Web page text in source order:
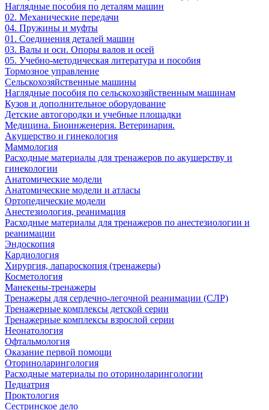
Наглядные пособия по деталям машин
02. Механические передачи
04. Пружины и муфты
01. Соединения деталей машин
03. Валы и оси. Опоры валов и осей
05. Учебно-методическая литература и пособия
Тормозное управление
Сельскохозяйственные машины
Наглядные пособия по сельскохозяйственным машинам
Кузов и дополнительное оборудование
Детские автогородки и учебные площадки
Медицина. Биоинженерия. Ветеринария.
Акушерство и гинекология
Маммология
Расходные материалы для тренажеров по акушерству и
гинекологии
Анатомические модели
Анатомические модели и атласы
Ортопедические модели
Анестезиология, реанимация
Расходные материалы для тренажеров по анестезиологии и
реанимации
Эндоскопия
Кардиология
Хирургия, лапароскопия (тренажеры)
Косметология
Манекены-тренажеры
Тренажеры для сердечно-легочной реанимации (СЛР)
Тренажерные комплексы детской серии
Тренажерные комплексы взрослой серии
Неонатология
Офтальмология
Оказание первой помощи
Оториноларингология
Расходные материалы по оториноларингологии
Педиатрия
Проктология
Сестринское дело